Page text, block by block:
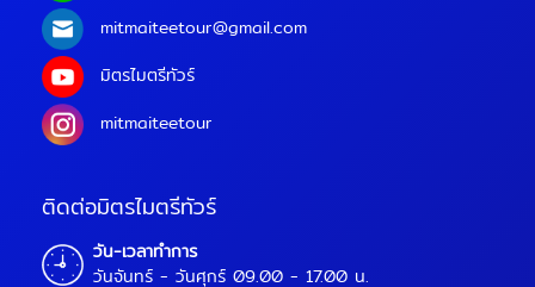
mitmaiteetour@gmail.com
มิตรไมตรีทัวร์
mitmaiteetour
ติดต่อมิตรไมตรีทัวร์
วัน-เวลาทำการ
วันจันทร์ - วันศุกร์ 09.00 - 17.00 น.